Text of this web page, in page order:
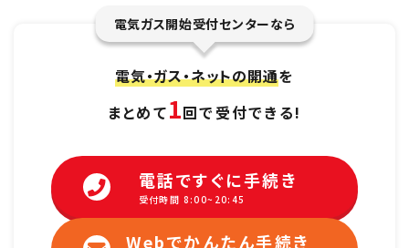
電気ガス開始受付センターなら
電気・ガス・ネットの開通を
まとめて1回で受付できる!
電話ですぐに手続き
受付時間 8:00~20:45
Webでかんたん手続き